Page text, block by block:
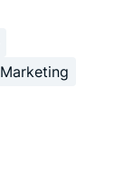
Marketing